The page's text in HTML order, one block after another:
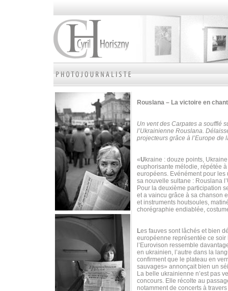
Rouslana – La victoire en
Un vent des Carpates a soufflé
l’Ukrainienne Rouslana.
projecteurs grâce à l’Europe
«U kraine : douze points,
euphorisante mélodie, répétée
européens. Evénément pour les
sa nouvelle sultane : Rouslana
Pour la deuxième participation
et a vaincu grâce à sa chanson
et instruments houtsoules,
chorégraphie endiablée,
Les fauves sont lâchés et bien
européenne représentée ce
l’Eurovison ressemble
en ukrainien, l’autre dans la
confirment que le plateau en
sauvages» annonçait bien un
La belle ukrainienne n’est pas
concours. Elle récolte au
notamment de concerts à